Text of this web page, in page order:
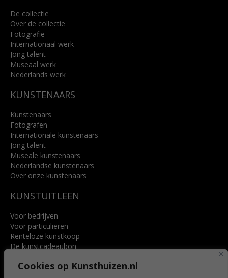
Cookies op Kunsthuizen.nl
De collectie
Over de collectie
Fotografie
Internationaal werk
Jong talent
Museaal werk
Nederlands werk
KUNSTENAARS
Kunstenaars
Fotografen
Internationale kunstenaars
Jong talent
Museale kunstenaars
Nederlandse kunstenaars
Over onze kunstenaars
KUNSTUITLEEN
Voor bedrijven
Voor particulieren
Renteloze kunstkoop
De kunstcadeaubon
Voordelen